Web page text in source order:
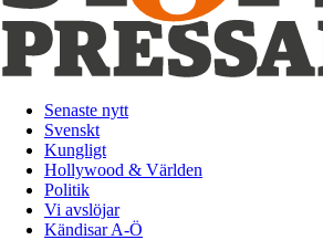
Senaste nytt
Svenskt
Kungligt
Hollywood & Världen
Politik
Vi avslöjar
Kändisar A-Ö